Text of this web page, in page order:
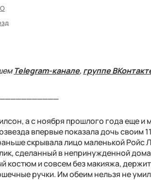
Telegram-канале, группе
а с ноября прошлого года еще и
впервые показала дочь своим
скрывала лицо маленькой Ройс
сделанный в непринужденной
костюм и совсем без макияжа,
ручки. Им обеим нельзя не